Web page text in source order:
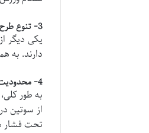
3- تنوع طرح و مدل
یکی دیگر
دارند. به
4- محدودیت استفاده
به طور
از سوتین
تحت فشار